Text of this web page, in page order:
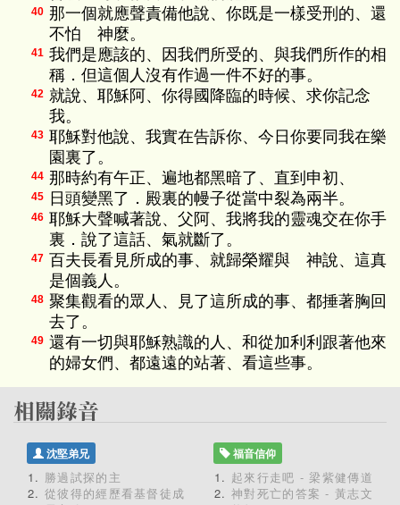
40 那一個就應聲責備他說、你既是一樣受刑的、還
不怕 神麼。
41 我們是應該的、因我們所受的、與我們所作的相
稱．但這個人沒有作過一件不好的事。
42 就說、耶穌阿、你得國降臨的時候、求你記念
我。
43 耶穌對他說、我實在告訴你、今日你要同我在樂
園裏了。
44 那時約有午正、遍地都黑暗了、直到申初、
45 日頭變黑了．殿裏的幔子從當中裂為兩半。
46 耶穌大聲喊著說、父阿、我將我的靈魂交在你手
裏．說了這話、氣就斷了。
47 百夫長看見所成的事、就歸榮耀與 神說、這真
是個義人。
48 聚集觀看的眾人、見了這所成的事、都捶著胸回
去了。
49 還有一切與耶穌熟識的人、和從加利利跟著他來
的婦女們、都遠遠的站著、看這些事。
沈堅弟兄
勝過試探的主
從彼得的經歷看基督徒成
福音信仰
起來行走吧 - 梁紫健傳道
神對死亡的答案 - 黃志文